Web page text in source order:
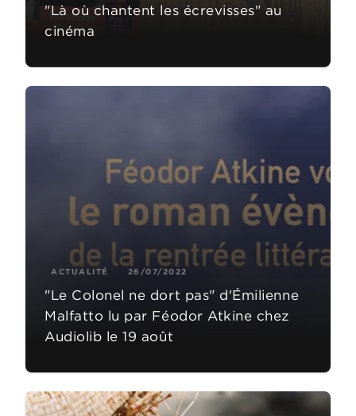
"Là où chantent les écrevisses" au
cinéma
ACTUALITÉ 26/07/2022
"Le Colonel ne dort pas" d'Émilienne
Malfatto lu par Féodor Atkine chez
Audiolib le 19 août